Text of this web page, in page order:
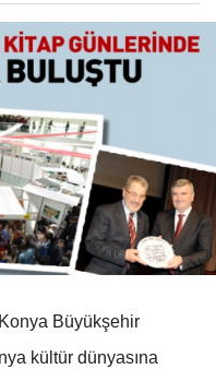
Büyükşehir
kültür dünyasına